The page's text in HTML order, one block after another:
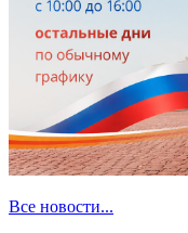
Все новости...